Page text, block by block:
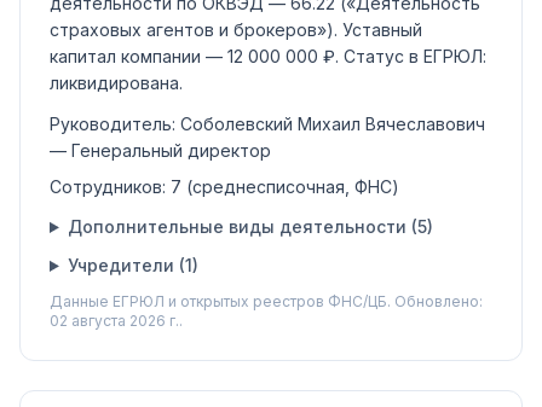
страховых агентов и брокеров»). Уставный
капитал компании — 12 000 000 ₽. Статус в ЕГРЮЛ:
ликвидирована.
Руководитель: Соболевский Михаил Вячеславович
— Генеральный директор
Сотрудников: 7 (среднесписочная, ФНС)
Дополнительные виды деятельности (5)
Учредители (1)
Данные ЕГРЮЛ и открытых реестров ФНС/ЦБ. Обновлено:
02 августа 2026 г..